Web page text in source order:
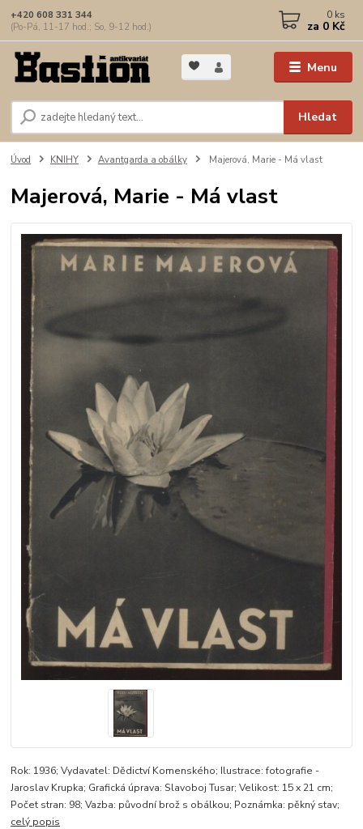
Menu
Hledat
+420 608 331 344
(Po-Pá, 11-17 hod.; So, 9-12 hod.)
0 ks
za 0 Kč
Úvod KNIHY Avantgarda a obálky Majerová, Marie - Má vlast
Majerová, Marie - Má vlast
Rok: 1936; Vydavatel: Dědictví Komenského; Ilustrace: fotografie -
Jaroslav Krupka; Grafická úprava: Slavoboj Tusar; Velikost: 15 x 21 cm;
Počet stran: 98; Vazba: původní brož s obálkou; Poznámka: pěkný stav;
celý popis